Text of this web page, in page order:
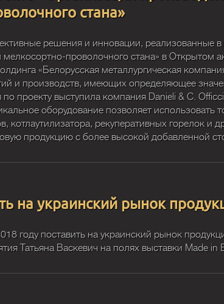
стана»
решения и инновации, реализованные
мелкосортно-проволочного стана» в Открытом
«Белорусская металлургическая
и производств, имеющих определяющее
проекту выступила компания Danieli & C.
оборудование позволяет использовать
котлаутилизатора, рекуперативных горелок и
продукцию с более высокой добавленной
на украинский рынок
году поставить на украинский рынок
Татьяна Васкевич на полях выставки Made in